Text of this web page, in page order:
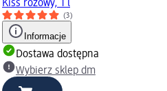
Kiss różowy, 1 l
(3)
Informacje
Dostawa dostępna
Wybierz sklep dm